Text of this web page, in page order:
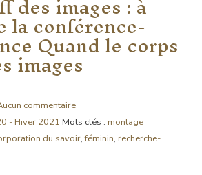
la conférence-
Quand le corps
images
commentaire
- Hiver 2021 Mots clés : montage
du savoir,féminin, recherche-